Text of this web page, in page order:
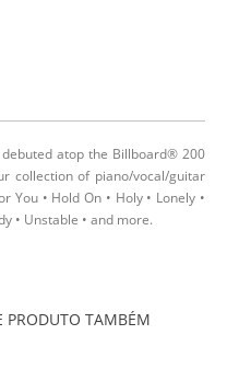
atop the Billboard® 200
collection of piano/vocal/guitar
You • Hold On • Holy • Lonely •
• Unstable • and more.
PRODUTO TAMBÉM